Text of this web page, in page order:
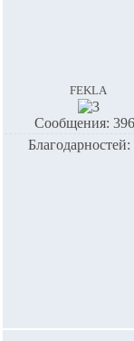
fekla
Сообщения:
Благодарностей: